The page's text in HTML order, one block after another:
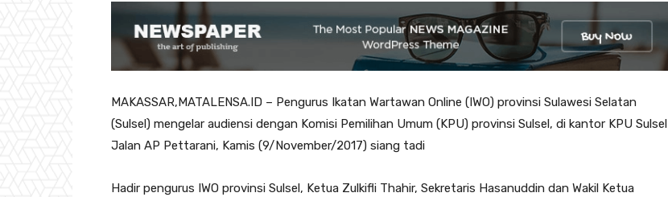
MAKASSAR,MATALENSA.ID – Pengurus Ikatan Wartawan Online (IWO) provinsi Sulawesi Selatan
(Sulsel) mengelar audiensi dengan Komisi Pemilihan Umum (KPU) provinsi Sulsel, di kantor KPU Sulsel
Jalan AP Pettarani, Kamis (9/November/2017) siang tadi
Hadir pengurus IWO provinsi Sulsel, Ketua Zulkifli Thahir, Sekretaris Hasanuddin dan Wakil Ketua